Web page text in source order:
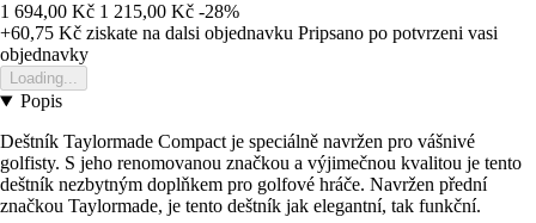
1 694,00 Kč 1 215,00 Kč -28%
+60,75 Kč ziskate na dalsi objednavku Pripsano po potvrzeni vasi
objednavky
Loading...
Popis
Deštník Taylormade Compact je speciálně navržen pro vášnivé
golfisty. S jeho renomovanou značkou a výjimečnou kvalitou je tento
deštník nezbytným doplňkem pro golfové hráče. Navržen přední
značkou Taylormade, je tento deštník jak elegantní, tak funkční.